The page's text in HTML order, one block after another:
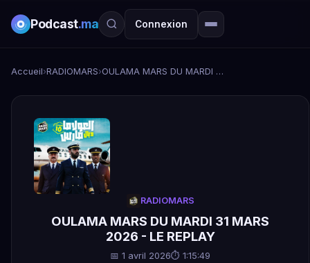
Podcast.ma Connexion
Accueil›RADIOMARS› OULAMA MARS DU MARDI 31 MARS 2026 - LE REPLAY
RADIOMARS
OULAMA MARS DU MARDI 31 MARS
2026 - LE REPLAY
📅 1 avril 2026⏱ 1:15:49